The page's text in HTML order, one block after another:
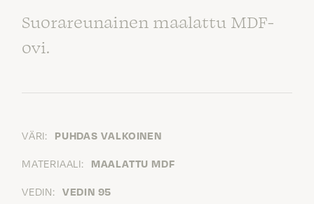
Suorareunainen maalattu MDF-
ovi.
VÄRI: PUHDAS VALKOINEN
MATERIAALI: MAALATTU MDF
VEDIN: VEDIN 95